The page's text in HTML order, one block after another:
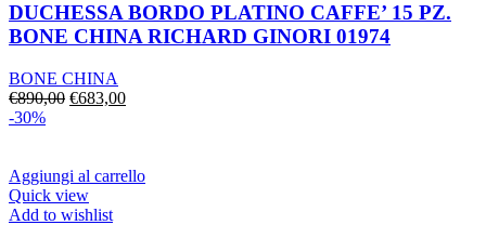
DUCHESSA BORDO PLATINO CAFFE’ 15 PZ.
BONE CHINA RICHARD GINORI 01974
BONE CHINA
€890,00 Il
€890,00.
€683,00Il
€683,00.
-30%
Aggiungi al carrello
Quick view
Add to wishlist